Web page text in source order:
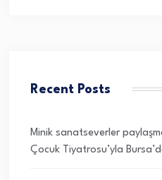
Recent Posts
Minik sanatseverler
Çocuk Tiyatrosu’yla